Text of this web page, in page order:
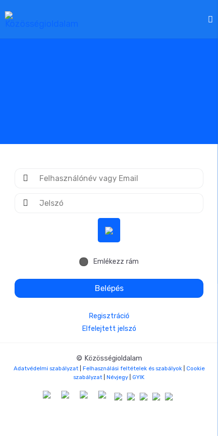
Emlékezz rám
Belépés
Regisztráció
Elfelejtett jelszó
© Közösségioldalam
Adatvédelmi szabályzat| Felhasználási feltételek és szabályok| Cookie
szabályzat
Névjegy GYIK